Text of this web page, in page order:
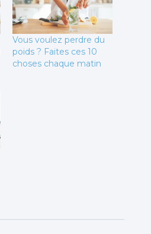
Vous voulez perdre du
poids ? Faites ces 10
choses chaque matin